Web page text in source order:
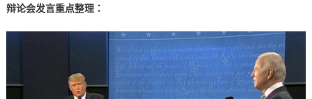
辩论会发言重点整理：